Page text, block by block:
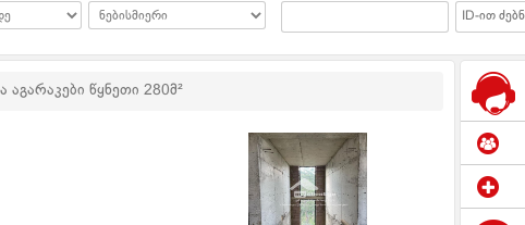
აგარაკები წყნეთი 280მ²